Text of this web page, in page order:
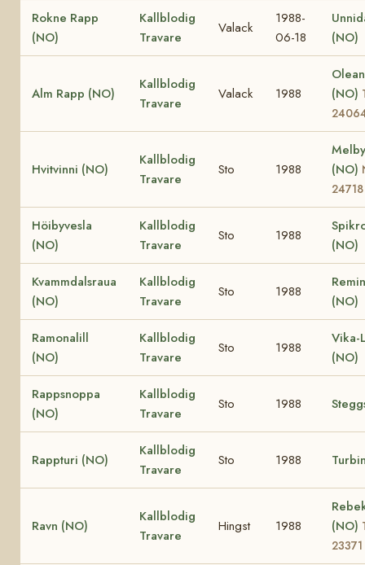
Rokne Rapp
(NO)
Kallblodig
Travare
Valack
1988-
06-18
(NO)
Alm Rapp (NO)
Kallblodig
Travare
Valack 1988
(NO)
Hvitvinni (NO)
Kallblodig
Travare
Sto 1988
(NO)
24718
Höibyvesla
(NO)
Kallblodig
Travare
Sto 1988
(NO)
Kvammdalsraua
(NO)
Kallblodig
Travare
Sto 1988
(NO)
Ramonalill
(NO)
Kallblodig
Travare
Sto 1988
Vika-
(NO)
Rappsnoppa
(NO)
Kallblodig
Travare
Sto 1988
Rappturi (NO)
Kallblodig
Travare
Sto 1988
Ravn (NO)
Kallblodig
Travare
Hingst 1988
(NO)
23371